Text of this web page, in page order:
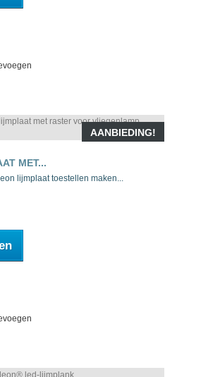
AANBIEDING!
MET...
lijmplaat toestellen maken...